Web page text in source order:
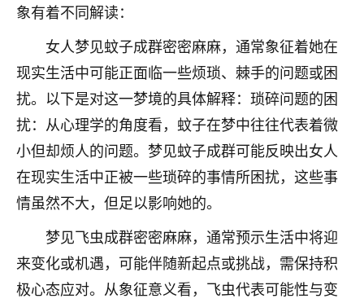
象有着不同解读：
女人梦见蚊子成群密密麻麻，通常象征着她在
现实生活中可能正面临一些烦琐、棘手的问题或困
扰。以下是对这一梦境的具体解释：琐碎问题的困
扰：从心理学的角度看，蚊子在梦中往往代表着微
小但却烦人的问题。梦见蚊子成群可能反映出女人
在现实生活中正被一些琐碎的事情所困扰，这些事
情虽然不大，但足以影响她的。
梦见飞虫成群密密麻麻，通常预示生活中将迎
来变化或机遇，可能伴随新起点或挑战，需保持积
极心态应对。从象征意义看，飞虫代表可能性与变
鹿森：恭喜升职加薪！！，请客吗？�
12小时前 来自北京 32
心心相印
我身体不太好，总是病病殃殃的，去检查又没什么大
问题，反正就是不舒服。中医西医看遍了，找不到问
题，后来无意中看到有人推荐慧来老师，跟老师聊过
之后，心情豁然开朗，也听老师建议，处理了一些因
果问题。今年以来，身体比以前好多，主要是心情好
了，老师说境随心转，现在深有体会了。
鹿森：是的，其实跟老师聊过之后，最大的感
触，首先就是心态会变好，万般皆是命，半点
不由人！